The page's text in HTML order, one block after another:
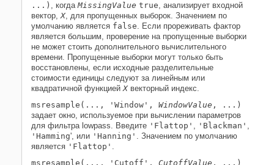
...) , когдаMissingValue true, анализирует входной
вектор,X, для пропущенных выборок. Значением по
умолчанию является false. Если прореживать фактор
является большим, проверение на пропущенные выборки
не может стоить дополнительного вычислительного
времени. Пропущенные выборки могут только быть
восстановлены, если исходные разделительные
стоимости единицы следуют за линейным или
квадратичной функциейXвекторный индекс.
msresample(..., 'Window', WindowValue , ...)
задает окно, используемое при вычислении параметров
для фильтра lowpass. Введите 'Flattop' , 'Blackman' ,
'Hamming', или 'Hanning' . Значением по умолчанию
является 'Flattop' .
msresample(..., 'Cutoff', CutoffValue , ...)